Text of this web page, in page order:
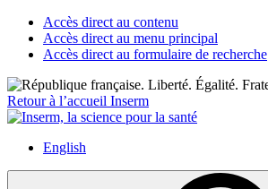
Accès direct au contenu
Accès direct au menu principal
Accès direct au formulaire de recherche
Retour à l’accueil Inserm
English